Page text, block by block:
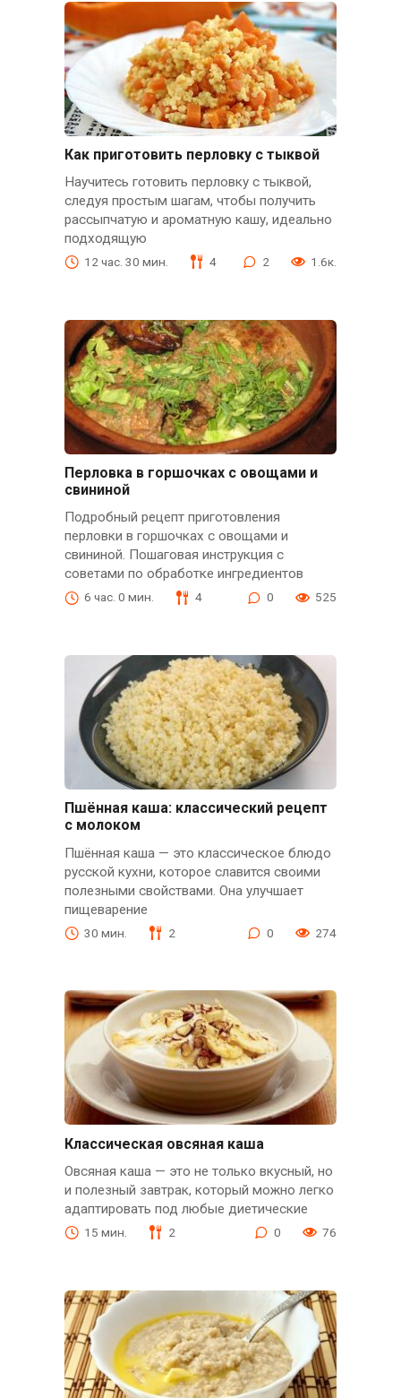
Как приготовить перловку с тыквой
Научитесь готовить перловку с тыквой,
следуя простым шагам, чтобы получить
рассыпчатую и ароматную кашу, идеально
подходящую
12 час. 30 мин. 4 2 1.6к.
Перловка в горшочках с овощами и
свининой
Подробный рецепт приготовления
перловки в горшочках с овощами и
свининой. Пошаговая инструкция с
советами по обработке ингредиентов
6 час. 0 мин. 4 0 525
Пшённая каша: классический рецепт
с молоком
Пшённая каша — это классическое блюдо
русской кухни, которое славится своими
полезными свойствами. Она улучшает
пищеварение
30 мин. 2 0 274
Классическая овсяная каша
Овсяная каша — это не только вкусный, но
и полезный завтрак, который можно легко
адаптировать под любые диетические
15 мин. 2 0 76